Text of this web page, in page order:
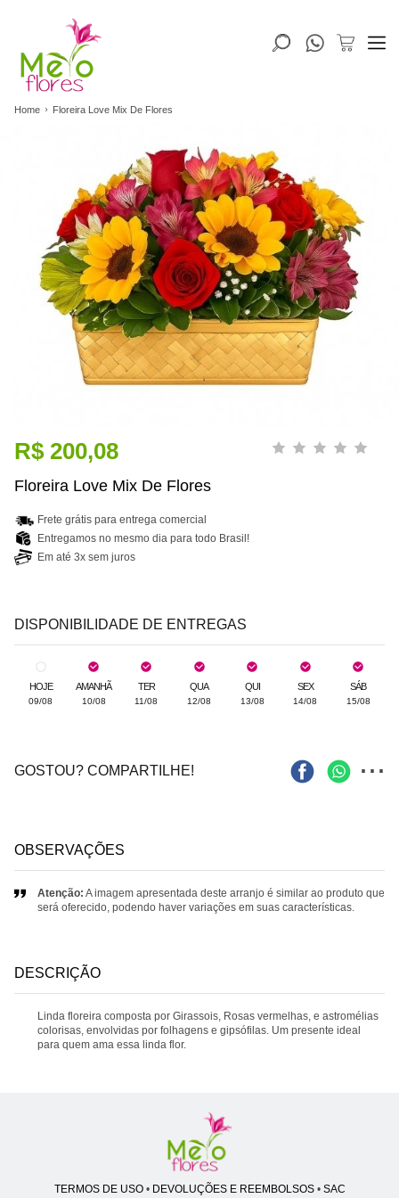
Home Floreira Love Mix De Flores
R$ 200,08
Floreira Love Mix De Flores
Frete grátis para entrega comercial
Entregamos no mesmo dia para todo Brasil!
Em até 3x sem juros
DISPONIBILIDADE DE ENTREGAS
HOJE
09/08
AMANHÃ
10/08
TER
11/08
QUA
12/08
QUI
13/08
SEX
14/08
SÁB
15/08
GOSTOU? COMPARTILHE! ...
OBSERVAÇÕES
Atenção: A imagem apresentada deste arranjo é similar ao produto que
será oferecido, podendo haver variações em suas características.
DESCRIÇÃO
Linda floreira composta por Girassois, Rosas vermelhas, e astromélias
colorisas, envolvidas por folhagens e gipsófilas. Um presente ideal
para quem ama essa linda flor.
TERMOS DE USO• DEVOLUÇÕES E REEMBOLSOS• SAC